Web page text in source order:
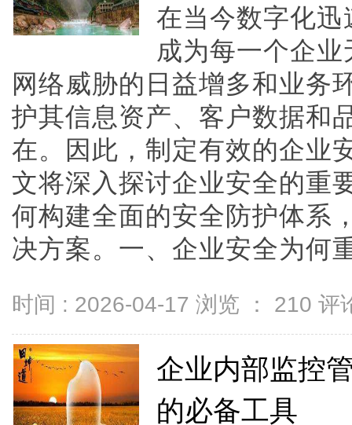
在当今数字化
成为每一个企
网络威胁的日益增多和业务
护其信息资产、客户数据和
在。因此，制定有效的企业
文将深入探讨企业安全的重
何构建全面的安全防护体系
决方案。一、企业安全为何
时间 : 2026-04-17 浏览 ： 210 评
企业内部监控
的必备工具